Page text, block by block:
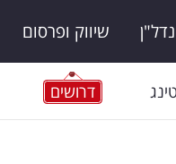
נדל"ן שיווק ופרסום
דרושים